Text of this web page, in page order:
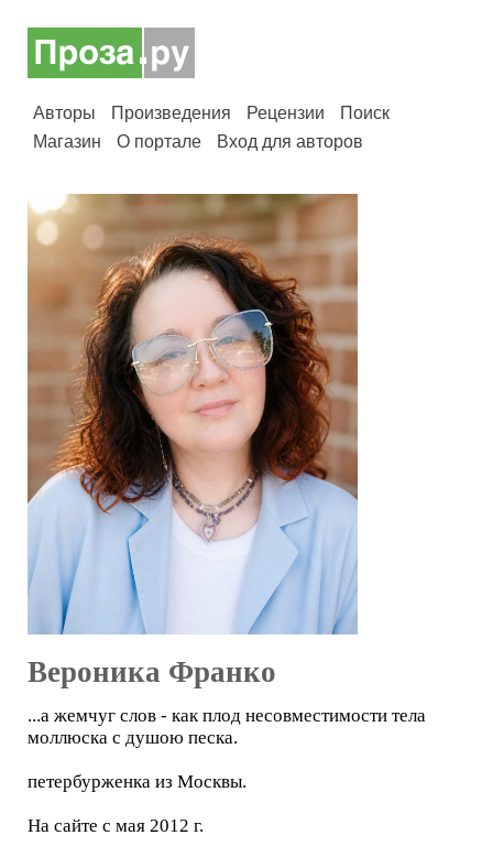
Авторы Произведения Рецензии
Поиск
Магазин
О портале Вход для авторов
Вероника Франко
...а жемчуг слов - как плод несовместимости тела
моллюска с душою песка.
петербурженка из Москвы.
На сайте с мая 2012 г.